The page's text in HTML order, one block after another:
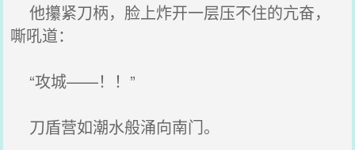
他攥紧刀柄，脸上炸开一层压不住的亢奋，
嘶吼道：
“攻城——！！”
刀盾营如潮水般涌向南门。